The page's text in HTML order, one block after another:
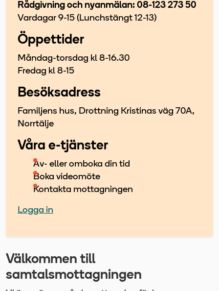
Rådgivning och nyanmälan: 08-123 273 50
Vardagar 9-15 (Lunchstängt 12-13)
Öppettider
Måndag-torsdag kl 8-16.30
Fredag kl 8-15
Besöksadress
Familjens hus, Drottning Kristinas väg 70A,
Norrtälje
Våra e-tjänster
Av- eller omboka din tid
Boka videomöte
Kontakta mottagningen
Logga in
Välkommen till
samtalsmottagningen